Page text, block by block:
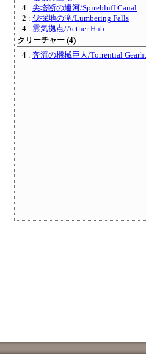
4 : 尖塔断の運河/Spirebluff Canal
2 : 伐採地の滝/Lumbering Falls
4 : 霊気拠点/Aether Hub
クリーチャー (4)
4 : 奔流の機械巨人/Torrential